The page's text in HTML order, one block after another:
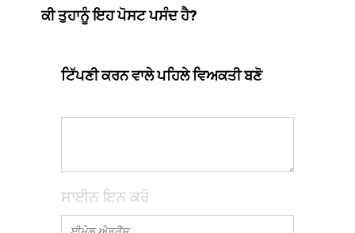
ਕੀ ਤੁਹਾਨੂੰ ਇਹ ਪੋਸਟ ਪਸੰਦ ਹੈ?
ਟਿੱਪਣੀ ਕਰਨ ਵਾਲੇ ਪਹਿਲੇ ਵਿਅਕਤੀ ਬਣੋ
ਸਾਈਨ ਇਨ ਕਰੋ